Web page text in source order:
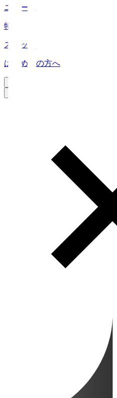
ニュース
特集
スタッツ
はじめての方へ